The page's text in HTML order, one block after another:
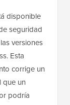
disponible
seguridad
versiones
Esta
corrige un
que un
podría